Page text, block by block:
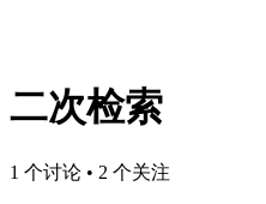
二次检索
1 个讨论 • 2 个关注